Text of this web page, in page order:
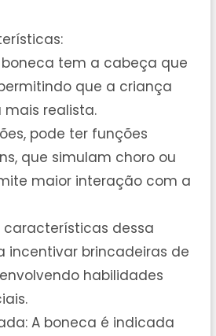
boneca tem a cabeça que
que a criança
realista.
pode ter funções
que simulam choro ou
maior interação com a
características dessa
incentivar brincadeiras de
habilidades
A boneca é indicada